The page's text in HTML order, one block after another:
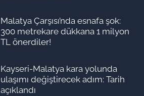
Malatya Çarşısı’nda esnafa şok:
300 metrekare dükkana 1 milyon
TL önerdiler!
Kayseri-Malatya kara yolunda
ulaşımı değiştirecek adım: Tarih
açıklandı